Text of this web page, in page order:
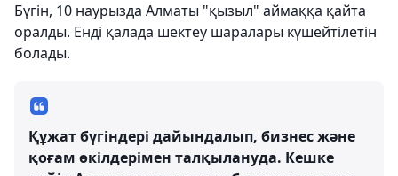
Бүгін, 10 наурызда Алматы "қызыл" аймаққа қайта
оралды. Енді қалада шектеу шаралары күшейтілетін
болады.
Құжат бүгіндері дайындалып, бизнес және
қоғам өкілдерімен талқылануда. Кешке